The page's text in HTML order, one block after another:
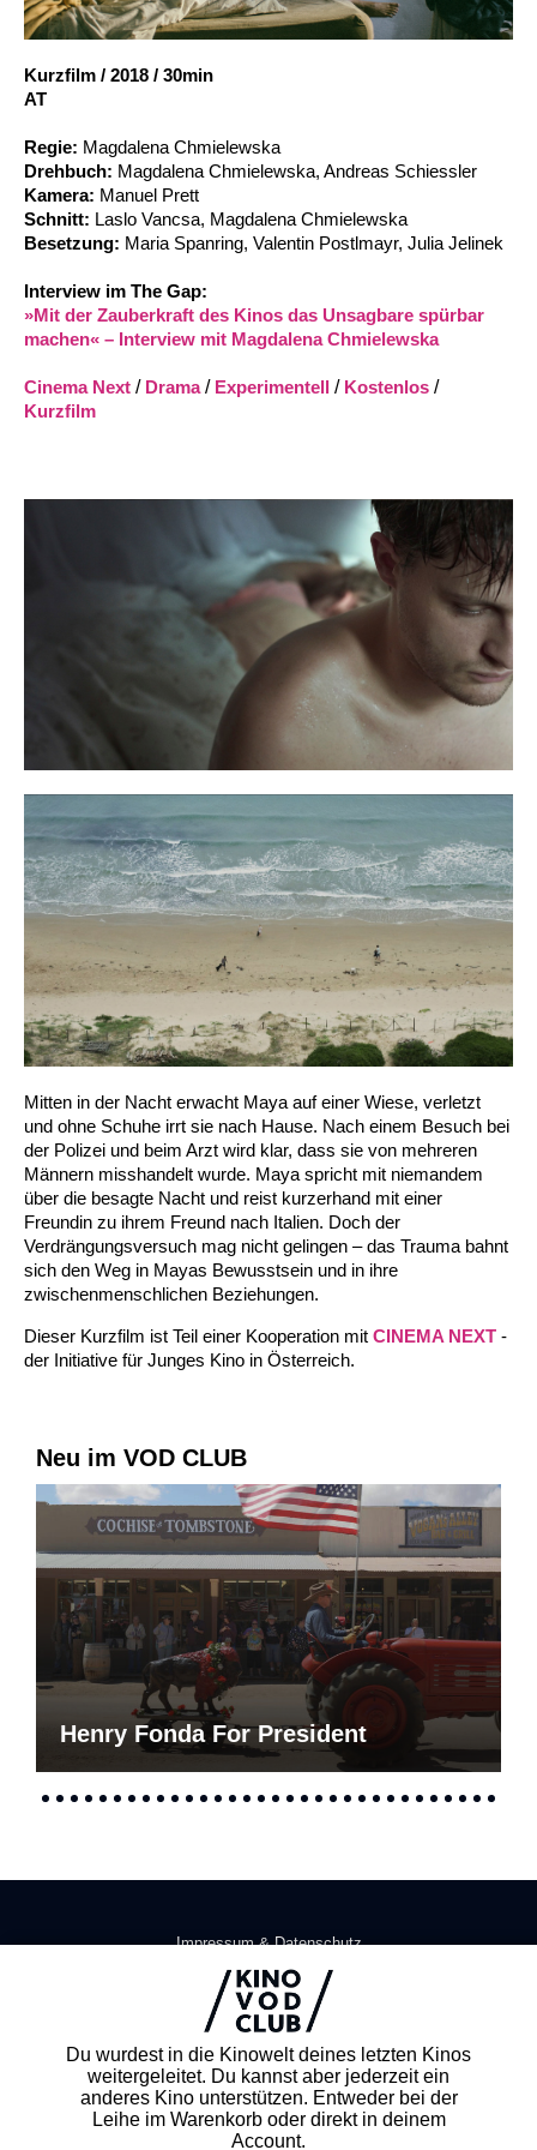
Du wurdest in die Kinowelt deines letzten Kinos
weitergeleitet. Du kannst aber jederzeit ein
anderes Kino unterstützen. Entweder bei der
Leihe im Warenkorb oder direkt in deinem
Account.
Account
Kurzfilm / 2018 / 30min
AT
Regie: Magdalena Chmielewska
Drehbuch: Magdalena Chmielewska, Andreas Schiessler
Kamera: Manuel Prett
Schnitt: Laslo Vancsa, Magdalena Chmielewska
Besetzung: Maria Spanring, Valentin Postlmayr, Julia Jelinek
Interview im The Gap:
»Mit der Zauberkraft des Kinos das Unsagbare spürbar
machen« – Interview mit Magdalena Chmielewska
Cinema Next / Drama/ Experimentell / Kostenlos /
Kurzfilm
Mitten in der Nacht erwacht Maya auf einer Wiese, verletzt
und ohne Schuhe irrt sie nach Hause. Nach einem Besuch bei
der Polizei und beim Arzt wird klar, dass sie von mehreren
Männern misshandelt wurde. Maya spricht mit niemandem
über die besagte Nacht und reist kurzerhand mit einer
Freundin zu ihrem Freund nach Italien. Doch der
Verdrängungsversuch mag nicht gelingen – das Trauma bahnt
sich den Weg in Mayas Bewusstsein und in ihre
zwischenmenschlichen Beziehungen.
Dieser Kurzfilm ist Teil einer Kooperation mit CINEMA NEXT -
der Initiative für Junges Kino in Österreich.
Neu im VOD CLUB
Henry Fonda For President
Impressum & Datenschutz
AGB
Kontakt
FAQ
Newsletter
Partner